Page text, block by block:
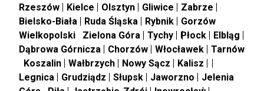
Rzeszów
Kielce Olsztyn Gliwice
Zabrze
Bielsko-Biała
Ruda Śląska Rybnik
Gorzów
Wielkopolski
Zielona Góra Tychy Płock
Elbląg
Dąbrowa Górnicza
Chorzów Włocławek
Tarnów
Koszalin
Wałbrzych Nowy Sącz
Kalisz
Legnica
Grudziądz Słupsk Jaworzno
Jelenia